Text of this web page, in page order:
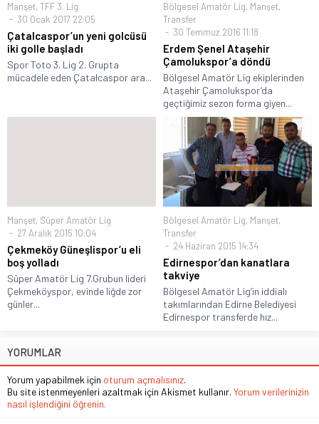
Manşet, TFF 3. Lig
30 Ocak 2017 22:05
Çatalcaspor’un yeni golcüsü
iki golle başladı
Spor Toto 3. Lig 2. Grupta
mücadele eden Çatalcaspor ara...
Bölgesel Amatör Lig, Manşet,
Transfer
30 Temmuz 2016 11:18
Erdem Şenel Ataşehir
Çamolukspor’a döndü
Bölgesel Amatör Lig ekiplerinden
Ataşehir Çamolukspor’da
geçtiğimiz sezon forma giyen...
Manşet, Süper Amatör Lig
27 Aralık 2015 10:04
Çekmeköy Güneşlispor’u eli
boş yolladı
Süper Amatör Lig 7.Grubun lideri
Çekmeköyspor, evinde liğde zor
günler...
Bölgesel Amatör Lig, Manşet,
Transfer
24 Haziran 2015 14:34
Edirnespor’dan kanatlara
takviye
Bölgesel Amatör Lig’in iddialı
takımlarından Edirne Belediyesi
Edirnespor transferde hız...
YORUMLAR
Yorum yapabilmek için oturum açmalısınız.
Bu site istenmeyenleri azaltmak için Akismet kullanır. Yorum verilerinizin
nasıl işlendiğini öğrenin.